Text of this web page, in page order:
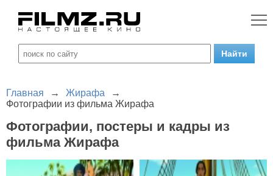
Главная → Жирафа
→
Фотографии из фильма Жирафа
Фотографии, постеры и кадры из
фильма Жирафа